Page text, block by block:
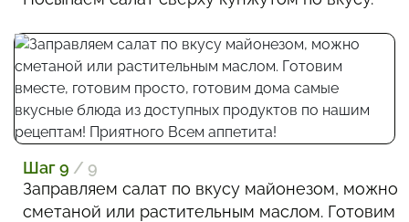
Шаг 9 / 9
Заправляем салат по вкусу майонезом, можно
сметаной или растительным маслом. Готовим